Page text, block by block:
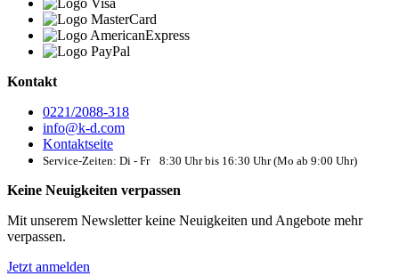
Kontakt
0221/2088-318
info@k-d.com
Kontaktseite
Service-Zeiten: Di - Fr 8:30 Uhr bis 16:30 Uhr (Mo ab 9:00 Uhr)
Keine Neuigkeiten verpassen
Mit unserem Newsletter keine Neuigkeiten und Angebote mehr
verpassen.
Jetzt anmelden